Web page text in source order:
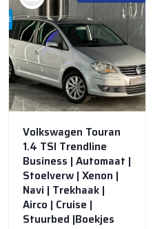
bij @De Waai Auto's
Volkswagen Touran
1.4 TSI Trendline
Business | Automaat |
Stoelverw | Xenon |
Navi | Trekhaak |
Airco | Cruise |
Stuurbed |Boekjes